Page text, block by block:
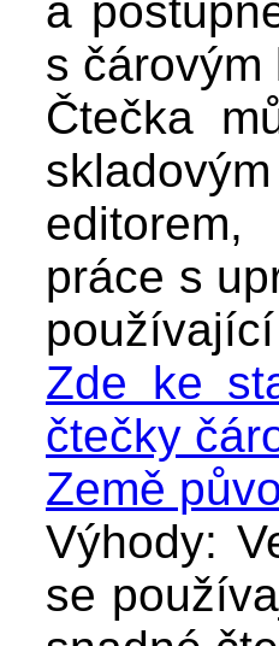
a
s čárovým
Čtečka
práce s
Zde ke
čtečky
Země
Výhody:
se